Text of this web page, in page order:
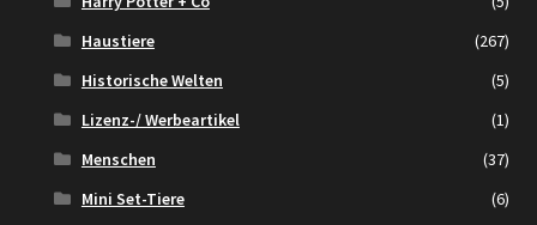
Haustiere
(267)
Historische Welten
(5)
Lizenz-/ Werbeartikel
(1)
Menschen
(37)
Mini Set-Tiere
(6)